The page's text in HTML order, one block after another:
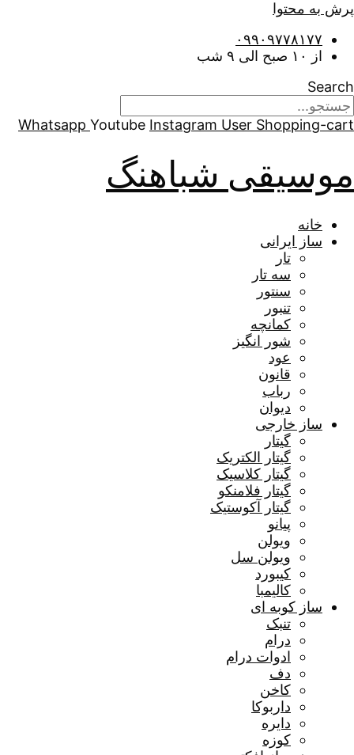
پرش به محتوا
۰۹۹۰۹۷۷۸۱۷۷
از ۱۰ صبح الی ۹ شب
Search
Whatsapp Youtube Instagram User Shopping-cart
موسیقی شباهنگ
خانه
ساز ایرانی
تار
سه تار
سنتور
تنبور
کمانچه
شور انگیز
عود
قانون
رباب
دیوان
ساز خارجی
گیتار
گیتار الکتریک
گیتار کلاسیک
گیتار فلامنکو
گیتار آکوستیک
پیانو
ویولن
ویولن سل
کیبورد
کالیمبا
ساز کوبه ای
تنبک
درام
ادوات درام
دف
کاخن
داربوکا
دایره
کوزه